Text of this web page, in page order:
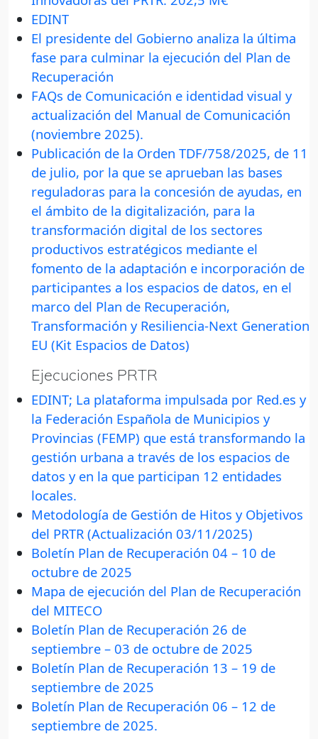
EDINT
El presidente del Gobierno analiza la última
fase para culminar la ejecución del Plan de
Recuperación
FAQs de Comunicación e identidad visual y
actualización del Manual de Comunicación
(noviembre 2025).
Publicación de la Orden TDF/758/2025, de 11
de julio, por la que se aprueban las bases
reguladoras para la concesión de ayudas, en
el ámbito de la digitalización, para la
transformación digital de los sectores
productivos estratégicos mediante el
fomento de la adaptación e incorporación de
participantes a los espacios de datos, en el
marco del Plan de Recuperación,
Transformación y Resiliencia-Next Generation
EU (Kit Espacios de Datos)
Ejecuciones PRTR
EDINT; La plataforma impulsada por Red.es y
la Federación Española de Municipios y
Provincias (FEMP) que está transformando la
gestión urbana a través de los espacios de
datos y en la que participan 12 entidades
locales.
Metodología de Gestión de Hitos y Objetivos
del PRTR (Actualización 03/11/2025)
Boletín Plan de Recuperación 04 – 10 de
octubre de 2025
Mapa de ejecución del Plan de Recuperación
del MITECO
Boletín Plan de Recuperación 26 de
septiembre – 03 de octubre de 2025
Boletín Plan de Recuperación 13 – 19 de
septiembre de 2025
Boletín Plan de Recuperación 06 – 12 de
septiembre de 2025.